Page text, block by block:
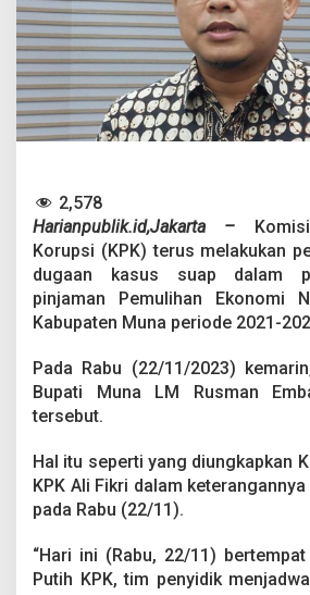
a
n
E
m
b
a
D
g
g
l
K
P
T
e
i
t
D
a
2,578
Harianpublik.id,Jakarta –
Korupsi (KPK) terus melakukan
dugaan kasus suap dalam
pinjaman Pemulihan Ekonomi
Kabupaten Muna periode 2021-
Pada Rabu (22/11/2023)
Bupati Muna LM Rusman
tersebut.
Hal itu seperti yang diungkapkan
KPK Ali Fikri dalam
pada Rabu (22/11).
“Hari ini (Rabu, 22/11)
Putih KPK, tim penyidik